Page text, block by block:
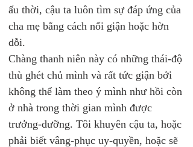
ấu thời, cậu ta luôn tìm sự đáp ứng của
cha mẹ bằng cách nổi giận hoặc hờn
dỗi.
Chàng thanh niên này có những thái-độ
thù ghét chủ mình và rất tức giận bởi
không thể làm theo ý mình như hồi còn
ở nhà trong thời gian mình được
trưởng-dưỡng. Tôi khuyên cậu ta, hoặc
phải biết vâng-phục uy-quyền, hoặc sẽ